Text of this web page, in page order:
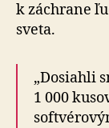
k záchrane
sveta.
„Dosiahli
1 000